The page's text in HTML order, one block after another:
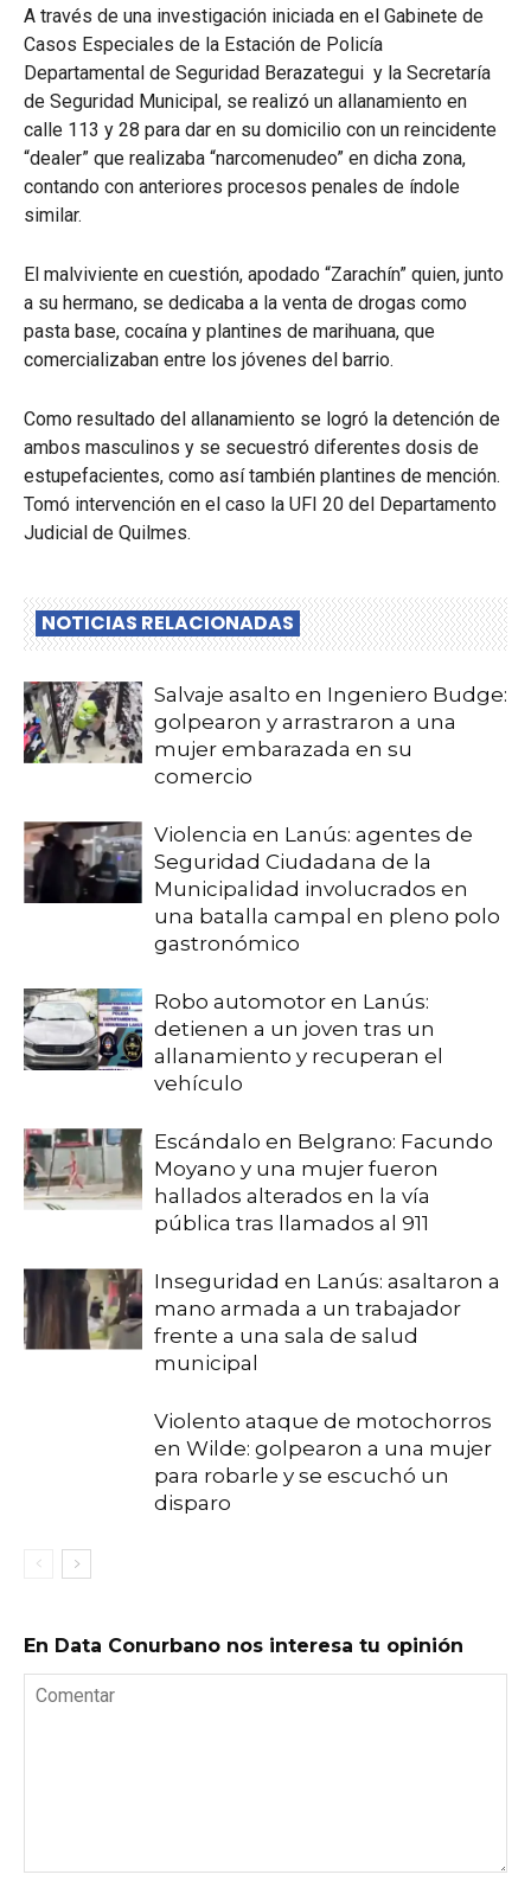
A través de una investigación iniciada en el Gabinete de
Casos Especiales de la Estación de Policía
Departamental de Seguridad Berazategui y la Secretaría
de Seguridad Municipal, se realizó un allanamiento en
calle 113 y 28 para dar en su domicilio con un reincidente
“dealer” que realizaba “narcomenudeo” en dicha zona,
contando con anteriores procesos penales de índole
similar.
El malviviente en cuestión, apodado “Zarachín” quien, junto
a su hermano, se dedicaba a la venta de drogas como
pasta base, cocaína y plantines de marihuana, que
comercializaban entre los jóvenes del barrio.
Como resultado del allanamiento se logró la detención de
ambos masculinos y se secuestró diferentes dosis de
estupefacientes, como así también plantines de mención.
Tomó intervención en el caso la UFI 20 del Departamento
Judicial de Quilmes.
NOTICIAS RELACIONADAS
Salvaje asalto en Ingeniero Budge:
golpearon y arrastraron a una
mujer embarazada en su
comercio
Violencia en Lanús: agentes de
Seguridad Ciudadana de la
Municipalidad involucrados en
una batalla campal en pleno polo
gastronómico
Robo automotor en Lanús:
detienen a un joven tras un
allanamiento y recuperan el
vehículo
Escándalo en Belgrano: Facundo
Moyano y una mujer fueron
hallados alterados en la vía
pública tras llamados al 911
Inseguridad en Lanús: asaltaron a
mano armada a un trabajador
frente a una sala de salud
municipal
Violento ataque de motochorros
en Wilde: golpearon a una mujer
para robarle y se escuchó un
disparo
En Data Conurbano nos interesa tu opinión